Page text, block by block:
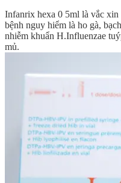
Infanrix hexa 0 5ml là vắc xin
bệnh nguy hiểm là ho gà,
nhiễm khuẩn H.Influenzae
mủ.